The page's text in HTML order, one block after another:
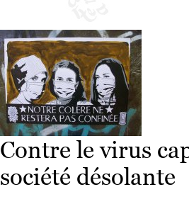
Contre le virus
société désolante